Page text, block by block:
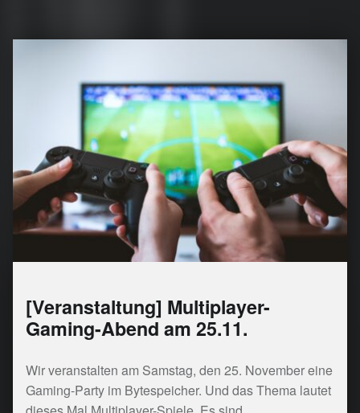
[Veranstaltung] Multiplayer-
Gaming-Abend am 25.11.
Wir veranstalten am Samstag, den 25. November eine
Gaming-Party im Bytespeicher. Und das Thema lautet